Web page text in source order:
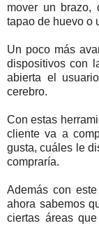
mover un brazo,
tapao de huevo o
Un poco más
dispositivos con
abierta el
cerebro.
Con estas
cliente va a
gusta, cuáles le
compraría.
Además con
ahora sabemos
ciertas áreas